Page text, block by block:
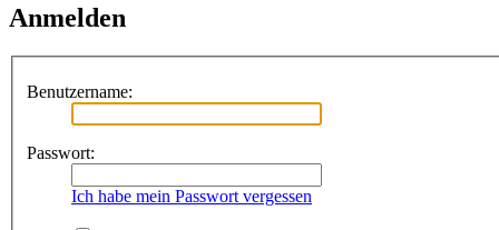
Anmelden
Benutzername:
Passwort:
Ich habe mein Passwort vergessen